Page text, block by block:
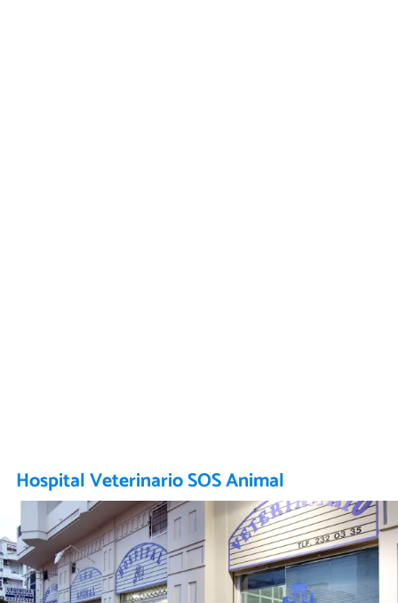
Hospital Veterinario SOS Animal